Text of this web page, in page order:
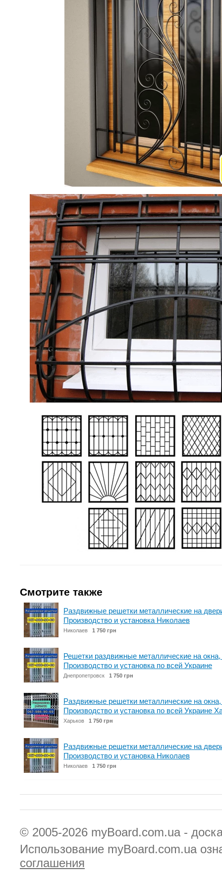
Смотрите также
Раздвижные решетки металлические на
Производство и установка Николаев
Николаев 1 750 грн
Решетки раздвижные металлические на
Производство и установка по всей Украине
Днепропетровск 1 750 грн
Раздвижные решетки металлические на
Производство и установка по всей Украине
Харьков 1 750 грн
Раздвижные решетки металлические на
Производство и установка Николаев
Николаев 1 750 грн
© 2005-2026 myBoard.com.ua -
Использование myBoard.com.ua
соглашения